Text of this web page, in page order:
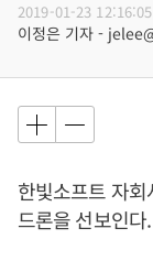
2019-01-23 12:16:05
이정은 기자 -
한빛소프트 자
드론을 선보인다.